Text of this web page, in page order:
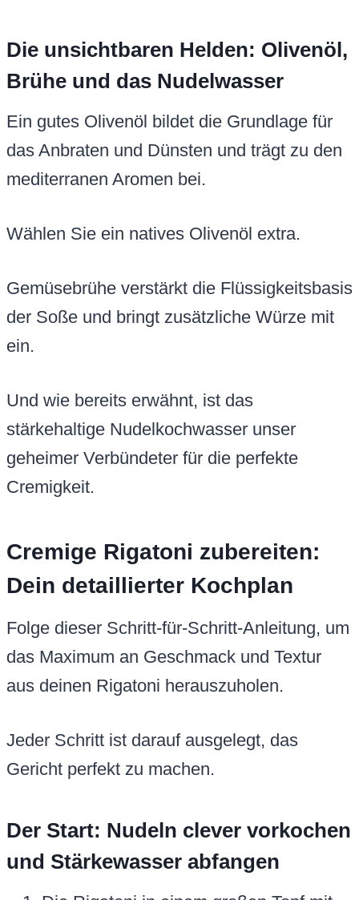
Die unsichtbaren Helden: Olivenöl,
Brühe und das Nudelwasser
Ein gutes Olivenöl bildet die Grundlage für
das Anbraten und Dünsten und trägt zu den
mediterranen Aromen bei.
Wählen Sie ein natives Olivenöl extra.
Gemüsebrühe verstärkt die Flüssigkeitsbasis
der Soße und bringt zusätzliche Würze mit
ein.
Und wie bereits erwähnt, ist das
stärkehaltige Nudelkochwasser unser
geheimer Verbündeter für die perfekte
Cremigkeit.
Cremige Rigatoni zubereiten:
Dein detaillierter Kochplan
Folge dieser Schritt-für-Schritt-Anleitung, um
das Maximum an Geschmack und Textur
aus deinen Rigatoni herauszuholen.
Jeder Schritt ist darauf ausgelegt, das
Gericht perfekt zu machen.
Der Start: Nudeln clever vorkochen
und Stärkewasser abfangen